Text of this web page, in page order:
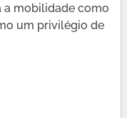
a mobilidade como
um privilégio de